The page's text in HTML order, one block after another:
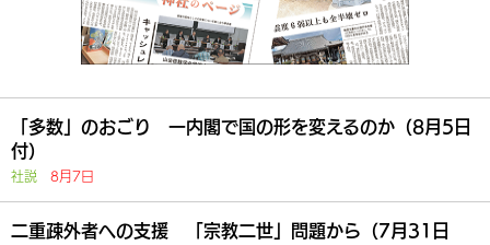
「多数」のおごり 一内閣で国の形を変えるのか（8月5日
付）
社説 8月7日
二重疎外者への支援 「宗教二世」問題から（7月31日